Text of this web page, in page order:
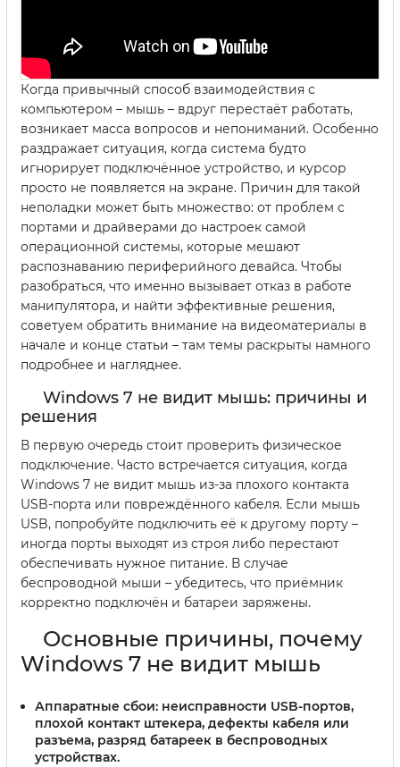
Когда привычный способ взаимодействия с
компьютером – мышь – вдруг перестаёт работать,
возникает масса вопросов и непониманий. Особенно
раздражает ситуация, когда система будто
игнорирует подключённое устройство, и курсор
просто не появляется на экране. Причин для такой
неполадки может быть множество: от проблем с
портами и драйверами до настроек самой
операционной системы, которые мешают
распознаванию периферийного девайса. Чтобы
разобраться, что именно вызывает отказ в работе
манипулятора, и найти эффективные решения,
советуем обратить внимание на видеоматериалы в
начале и конце статьи – там темы раскрыты намного
подробнее и нагляднее.
Windows 7 не видит мышь: причины и
решения
В первую очередь стоит проверить физическое
подключение. Часто встречается ситуация, когда
Windows 7 не видит мышь из-за плохого контакта
USB-порта или повреждённого кабеля. Если мышь
USB, попробуйте подключить её к другому порту –
иногда порты выходят из строя либо перестают
обеспечивать нужное питание. В случае
беспроводной мыши – убедитесь, что приёмник
корректно подключён и батареи заряжены.
Основные причины, почему
Windows 7 не видит мышь
Аппаратные сбои: неисправности USB-портов,
плохой контакт штекера, дефекты кабеля или
разъема, разряд батареек в беспроводных
устройствах.